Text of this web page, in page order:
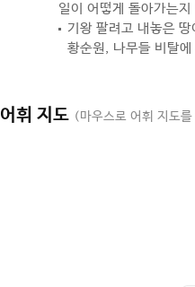
일이 어떻게 돌아가는
기왕 팔려고 내놓은
황순원, 나무들 비탈
어휘 지도 (마우스로 어휘 지도